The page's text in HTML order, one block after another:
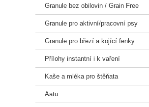
Granule bez obilovin / Grain Free
Granule pro aktivní/pracovní psy
Granule pro březí a kojící fenky
Přílohy instantní i k vaření
Kaše a mléka pro štěňata
Aatu